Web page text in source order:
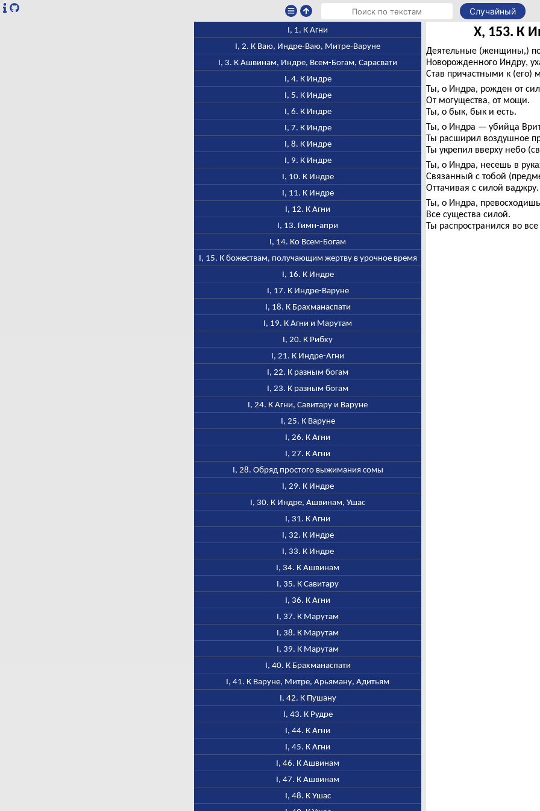
Случайный
I, 1. К Агни
I, 2. К Ваю, Индре-Ваю, Митре-Варуне
I, 3. К Ашвинам, Индре, Всем-Богам, Сарасвати
I, 4. К Индре
I, 5. К Индре
I, 6. К Индре
I, 7. К Индре
I, 8. К Индре
I, 9. К Индре
I, 10. К Индре
I, 11. К Индре
I, 12. К Агни
I, 13. Гимн-апри
I, 14. Ко Всем-Богам
I, 15. К божествам, получающим жертву в урочное время
I, 16. К Индре
I, 17. К Индре-Варуне
I, 18. К Брахманаспати
I, 19. К Агни и Марутам
I, 20. К Рибху
I, 21. К Индре-Агни
I, 22. К разным богам
I, 23. К разным богам
I, 24. К Агни, Савитару и Варуне
I, 25. К Варуне
I, 26. К Агни
I, 27. К Агни
I, 28. Обряд простого выжимания сомы
I, 29. К Индре
I, 30. К Индре, Ашвинам, Ушас
I, 31. К Агни
I, 32. К Индре
I, 33. К Индре
I, 34. К Ашвинам
I, 35. К Савитару
I, 36. К Агни
I, 37. К Марутам
I, 38. К Марутам
I, 39. К Марутам
I, 40. К Брахманаспати
I, 41. К Варуне, Митре, Арьяману, Адитьям
I, 42. К Пушану
I, 43. К Рудре
I, 44. К Агни
I, 45. К Агни
I, 46. К Ашвинам
I, 47. К Ашвинам
I, 48. К Ушас
X, 153. К
Деятельные (женщины,)
Новорожденного Индру,
Став причастными к (его)
Ты, о Индра, рожден от
От могущества, от мощи.
Ты, о бык, бык и есть.
Ты, о Индра — убийца
Ты расширил воздушное
Ты укрепил вверху небо
Ты, о Индра, несешь в
Связанный с тобой
Оттачивая с силой ваджру.
Ты, о Индра, превосходишь
Все существа силой.
Ты распространился во